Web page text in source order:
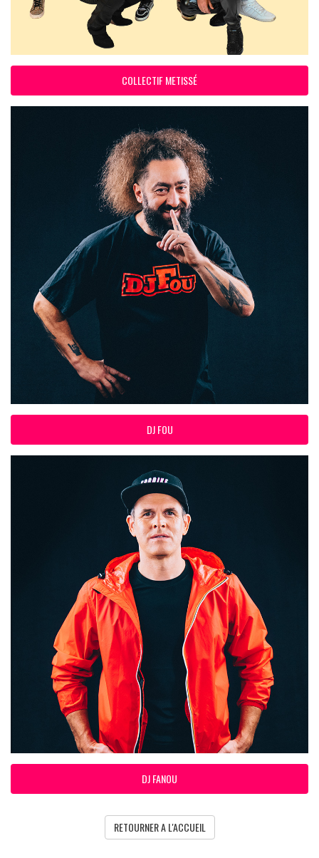
COLLECTIF METISSÉ
DJ FOU
DJ FANOU
RETOURNER A L'ACCUEIL